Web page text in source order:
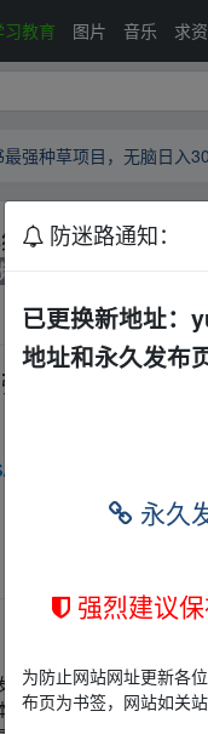
习教育 图片 音乐 求
书最强种草项
种草项目，无脑
布的网盘链接介绍展示帖
网站立场，作者文责自负
防迷路通知：
已更换新地址：
地址和永久发布
永久
强烈建议
为防止网站网址更新各
布页为书签，网站如关